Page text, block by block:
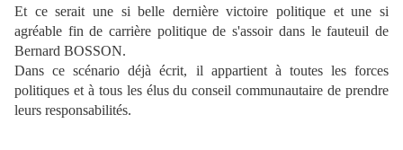
Et ce serait une si belle dernière victoire politique et une si
agréable fin de carrière politique de s'assoir dans le fauteuil de
Bernard BOSSON.
Dans ce scénario déjà écrit, il appartient à toutes les forces
politiques et à tous les élus du conseil communautaire de prendre
leurs responsabilités.